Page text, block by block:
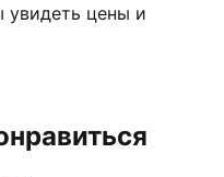
увидеть цены и